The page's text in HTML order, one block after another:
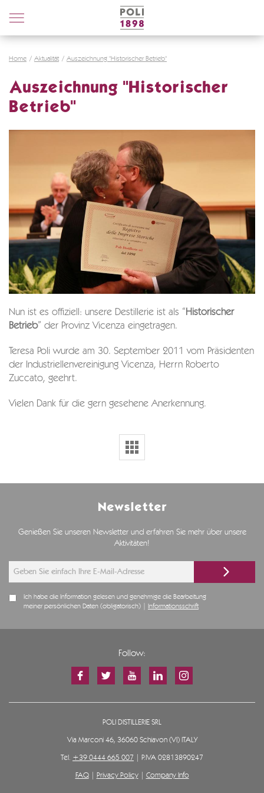
Poli
Distillerie
Home Aktualität Auszeichnung "Historischer Betrieb"
Auszeichnung "Historischer
Betrieb"
Nun ist es offiziell: unsere Destillerie ist als “Historischer
Betrieb” der Provinz Vicenza eingetragen.
Teresa Poli wurde am 30. September 2011 vom Präsidenten
der Industriellenvereinigung Vicenza, Herrn Roberto
Zuccato, geehrt.
Vielen Dank für die gern gesehene Anerkennung.
Newsletter
Genießen Sie unseren Newsletter und erfahren Sie mehr über unsere
Aktivitäten!
Ich habe die Information gelesen und genehmige die Bearbeitung
meiner persönlichen Daten (obligatorisch) | Informationsschrift
Follow:
POLI DISTILLERIE SRL
Via Marconi 46, 36060 Schiavon (VI) ITALY
Tel. +39 0444 665 007 | P.IVA 02813890247
FAQ| Privacy Policy| Company Info